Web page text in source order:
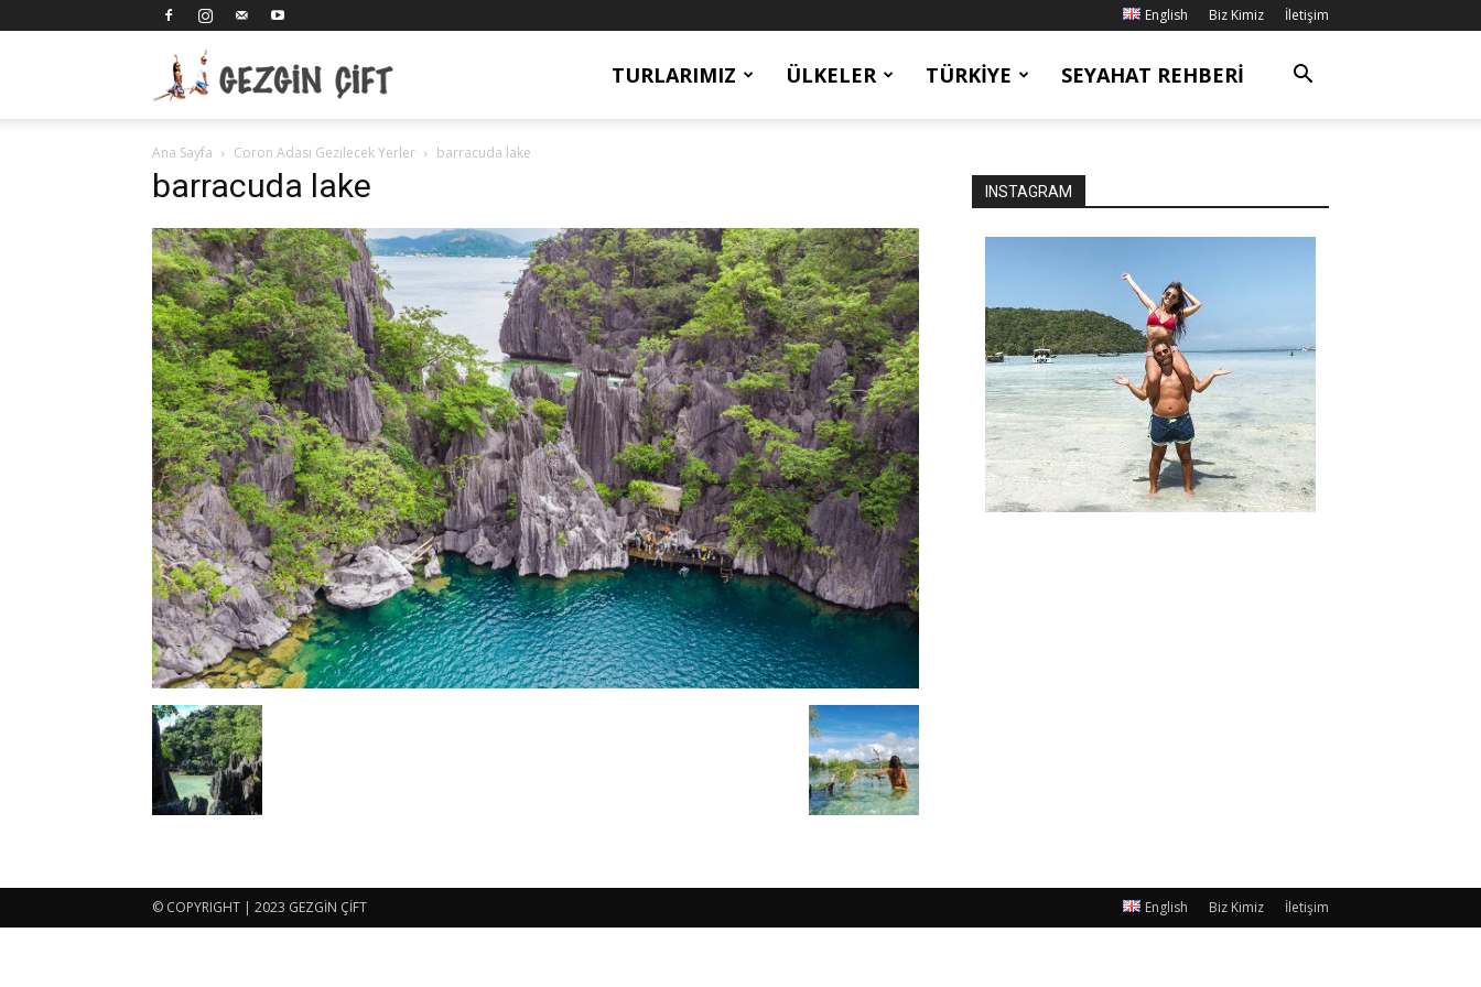
English Biz Kimiz İletişim
Çift
TURLARIMIZ ÜLKELER TÜRKIYE SEYAHAT REHBERI
Ana Sayfa Coron Adası Gezilecek Yerler barracuda lake
barracuda lake INSTAGRAM
English Biz Kimiz İletişim
© COPYRIGHT | 2023 GEZGİN ÇİFT